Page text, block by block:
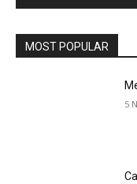
MOST POPULAR
5